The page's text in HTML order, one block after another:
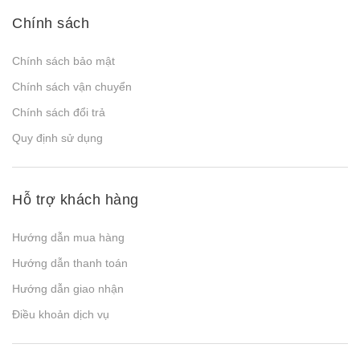
Chính sách
Chính sách bảo mật
Chính sách vận chuyển
Chính sách đổi trả
Quy định sử dụng
Hỗ trợ khách hàng
Hướng dẫn mua hàng
Hướng dẫn thanh toán
Hướng dẫn giao nhận
Điều khoản dịch vụ